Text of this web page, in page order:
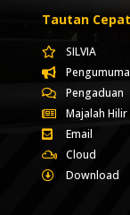
Tautan Cepat
SILVIA
Pengaduan
Majalah Hilir
Email
Cloud
Download